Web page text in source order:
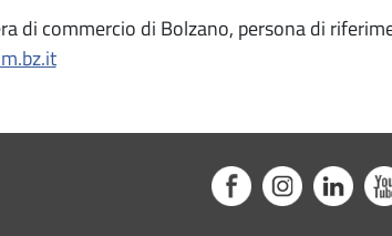
di commercio di Bolzano, persona di